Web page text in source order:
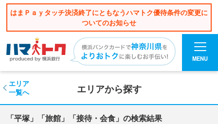
はまＰａｙタッチ決済終了にともなうハマトク優待条件の変更に
ついてのお知らせ
MENU
エリアから探す
エリア
一覧へ
「平塚」「旅館」「接待・会食」の検索結果